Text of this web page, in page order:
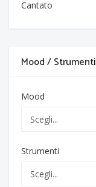
Cantato
Mood / Strumenti
Mood
Strumenti